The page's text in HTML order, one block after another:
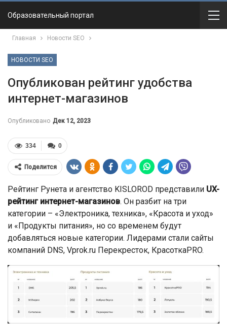
Образовательный портал
Главная Новости SEO
НОВОСТИ SEO
Опубликован рейтинг удобства
интернет-магазинов
Опубликовано Дек 12, 2023
0
334
Поделится
Рейтинг Рунета и агентство KISLOROD представили UX-
рейтинг интернет-магазинов. Он разбит на три
категории – «Электроника, техника», «Красота и уход»
и «Продукты питания», но со временем будут
добавляться новые категории. Лидерами стали сайты
компаний DNS, Vprok.ru Перекресток, КрасоткаPRO.